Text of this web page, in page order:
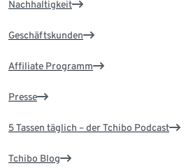
Nachhaltigkeit
Geschäftskunden
Affiliate Programm
Presse
5 Tassen täglich – der Tchibo Podcast
Tchibo Blog